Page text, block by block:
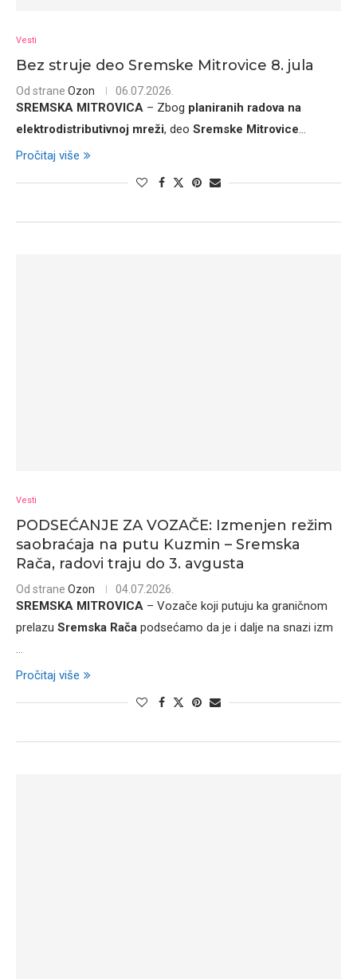
Vesti
Bez struje deo Sremske Mitrovice 8. jula
Od strane Ozon 06.07.2026.
SREMSKA MITROVICA – Zbog planiranih radova na
elektrodistributivnoj mreži, deo Sremske Mitrovice...
Pročitaj više
Vesti
PODSEĆANJE ZA VOZAČE: Izmenjen režim
saobraćaja na putu Kuzmin – Sremska
Rača, radovi traju do 3. avgusta
Od strane Ozon 04.07.2026.
SREMSKA MITROVICA – Vozače koji putuju ka graničnom
prelazu Sremska Rača podsećamo da je i dalje na snazi izm
...
Pročitaj više